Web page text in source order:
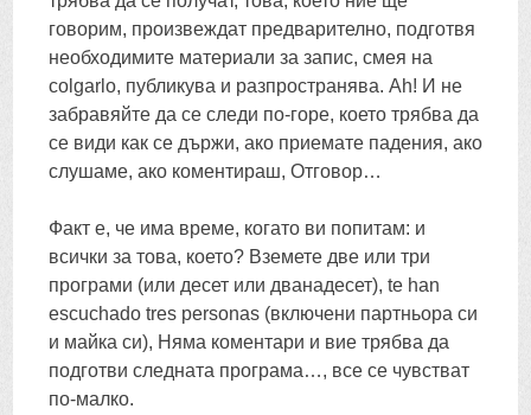
говорим, произвеждат предварително, подготвя
необходимите материали за запис, смея на
colgarlo, публикува и разпространява.Ah! И не
забравяйте да се следи по-горе, което трябва да
се види как се държи, ако приемате падения, ако
слушаме, ако коментираш, Отговор…
Факт е, че има време, когато ви попитам: и
всички за това, което? Вземете две или три
програми (или десет или дванадесет),te han
escuchado tres personas (включени партньора си
и майка си), Няма коментари и вие трябва да
подготви следната програма…, все се чувстват
по-малко.